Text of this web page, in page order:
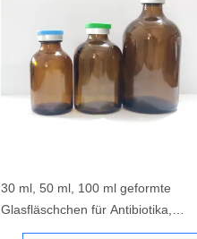
30 ml, 50 ml, 100 ml geformte
Glasfläschchen für Antibiotika,
bernsteinfarbene geformte